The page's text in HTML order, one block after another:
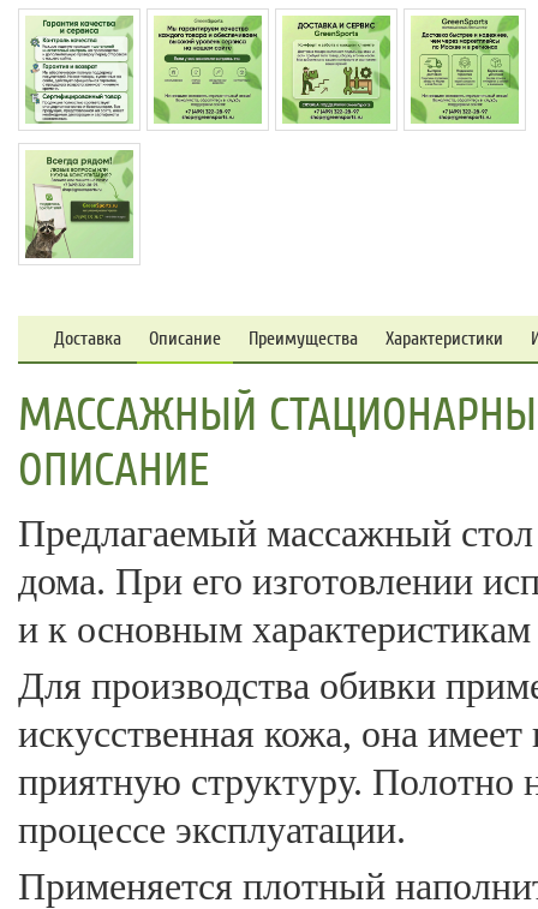
Доставка Описание Преимущества Характеристики
МАССАЖНЫЙ СТАЦИОНАРНЫЙ
ОПИСАНИЕ
Предлагаемый массажный стол
дома. При его изготовлении
и к основным
Для производства обивки
искусственная кожа, она
приятную структуру. Полотно
процессе эксплуатации.
Применяется плотный